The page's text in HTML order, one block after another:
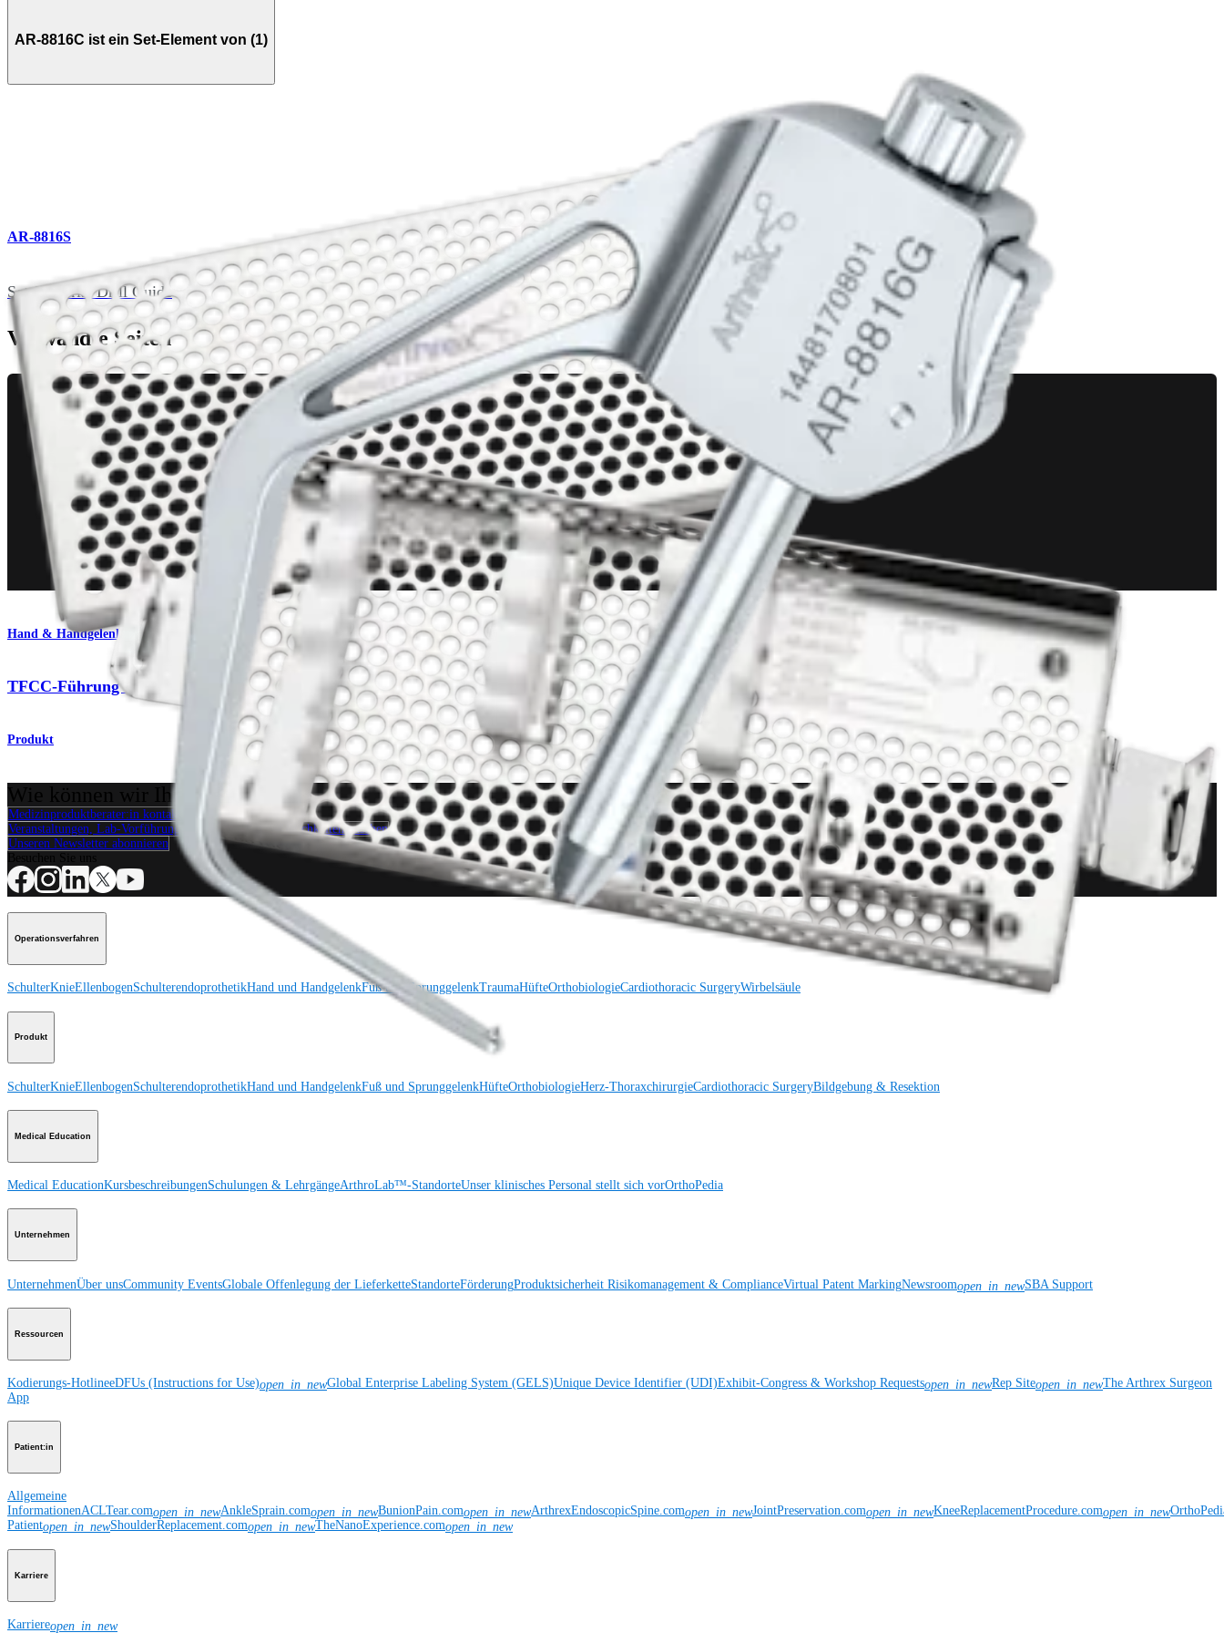
AR-8816C ist ein Set-Element von (1)
AR-8816S
Set für Wrist Drill Guide
Verwandte Seiten
Hand & Handgelenk
TFCC-Führung und Kit
Produkt
Wie können wir Ihnen helfen?
Medizinproduktberater:in kontaktieren
Veranstaltungen, Lab-Vorführungen und Schulungsmöglichkeiten ansehen
Unseren Newsletter abonnieren
Operationsverfahren
SchulterKnieEllenbogenSchulterendoprothetikHand und HandgelenkFuß und SprunggelenkTraumaHüfteOrthobiologieCardiothoracic SurgeryWirbelsäule
Produkt
SchulterKnieEllenbogenSchulterendoprothetikHand und HandgelenkFuß und SprunggelenkHüfteOrthobiologieHerz-ThoraxchirurgieCardiothoracic SurgeryBildgebung & Resektion
Medical Education
Medical EducationKursbeschreibungenSchulungen & LehrgängeArthroLab™-StandorteUnser klinisches Personal stellt sich vorOrthoPedia
Unternehmen
UnternehmenÜber unsCommunity EventsGlobale Offenlegung der LieferketteStandorteFörderungProduktsicherheit Risikomanagement & ComplianceVirtual Patent MarkingNewsroomopen_in_newSBA Support
Ressourcen
Kodierungs-HotlineeDFUs (Instructions for Use)open_in_newGlobal Enterprise Labeling System (GELS)Unique Device Identifier (UDI)Exhibit-Congress & Workshop Requestsopen_in_newRep Siteopen_in_newThe Arthrex Surgeon
App
Patient:in
Allgemeine
InformationenACLTear.comopen_in_newAnkleSprain.comopen_in_newBunionPain.comopen_in_newArthrexEndoscopicSpine.comopen_in_newJointPreservation.comopen_in_newKneeReplacementProcedure.comopen_in_new
Patientopen_in_newShoulderReplacement.comopen_in_newTheNanoExperience.comopen_in_new
Karriere
Karriereopen_in_new